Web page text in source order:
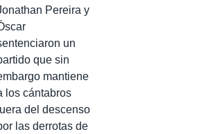
Pereira y
un
que sin
mantiene
los cántabros
del descenso
las derrotas de